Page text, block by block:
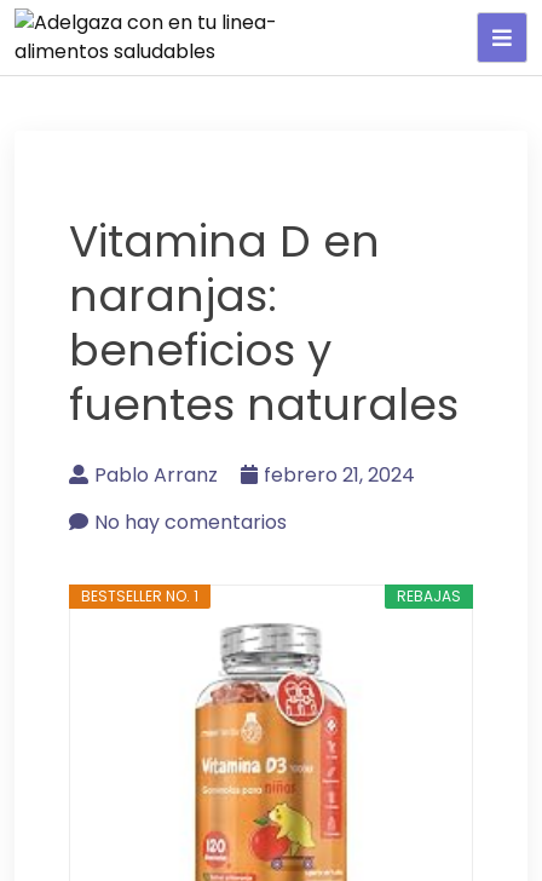
Vitamina D en
naranjas:
beneficios y
fuentes naturales
Pablo Arranz
febrero 21, 2024
No hay comentarios
REBAJAS
BESTSELLER NO. 1